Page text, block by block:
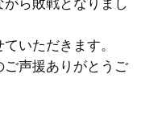
ら敗戦となりまし
いただきます。
声援ありがとうご